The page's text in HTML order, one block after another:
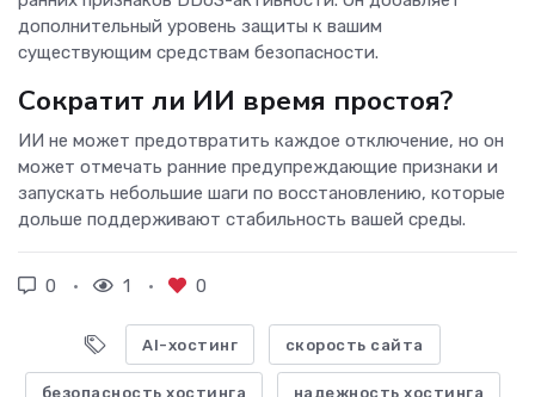
дополнительный уровень защиты к вашим
существующим средствам безопасности.
Сократит ли ИИ время простоя?
ИИ не может предотвратить каждое отключение, но он
может отмечать ранние предупреждающие признаки и
запускать небольшие шаги по восстановлению, которые
дольше поддерживают стабильность вашей среды.
0 1 0
AI-хостинг скорость сайта
безопасность хостинга надежность хостинга